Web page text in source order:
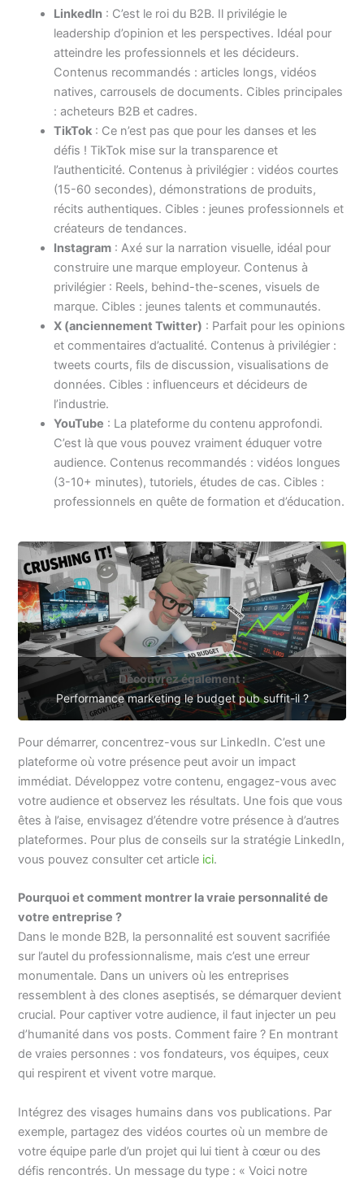
LinkedIn : C’est le roi du B2B. Il privilégie le
leadership d’opinion et les perspectives. Idéal pour
atteindre les professionnels et les décideurs.
Contenus recommandés : articles longs, vidéos
natives, carrousels de documents. Cibles principales
: acheteurs B2B et cadres.
TikTok : Ce n’est pas que pour les danses et les
défis ! TikTok mise sur la transparence et
l’authenticité. Contenus à privilégier : vidéos courtes
(15-60 secondes), démonstrations de produits,
récits authentiques. Cibles : jeunes professionnels et
créateurs de tendances.
Instagram : Axé sur la narration visuelle, idéal pour
construire une marque employeur. Contenus à
privilégier : Reels, behind-the-scenes, visuels de
marque. Cibles : jeunes talents et communautés.
X (anciennement Twitter) : Parfait pour les opinions
et commentaires d’actualité. Contenus à privilégier :
tweets courts, fils de discussion, visualisations de
données. Cibles : influenceurs et décideurs de
l’industrie.
YouTube : La plateforme du contenu approfondi.
C’est là que vous pouvez vraiment éduquer votre
audience. Contenus recommandés : vidéos longues
(3-10+ minutes), tutoriels, études de cas. Cibles :
professionnels en quête de formation et d’éducation.
Découvrez également :
Performance marketing le budget pub suffit-il ?
Pour démarrer, concentrez-vous sur LinkedIn. C’est une
plateforme où votre présence peut avoir un impact
immédiat. Développez votre contenu, engagez-vous avec
votre audience et observez les résultats. Une fois que vous
êtes à l’aise, envisagez d’étendre votre présence à d’autres
plateformes. Pour plus de conseils sur la stratégie LinkedIn,
vous pouvez consulter cet article ici.
Pourquoi et comment montrer la vraie personnalité de
votre entreprise ?
Dans le monde B2B, la personnalité est souvent sacrifiée
sur l’autel du professionnalisme, mais c’est une erreur
monumentale. Dans un univers où les entreprises
ressemblent à des clones aseptisés, se démarquer devient
crucial. Pour captiver votre audience, il faut injecter un peu
d’humanité dans vos posts. Comment faire ? En montrant
de vraies personnes : vos fondateurs, vos équipes, ceux
qui respirent et vivent votre marque.
Intégrez des visages humains dans vos publications. Par
exemple, partagez des vidéos courtes où un membre de
votre équipe parle d’un projet qui lui tient à cœur ou des
défis rencontrés. Un message du type : « Voici notre